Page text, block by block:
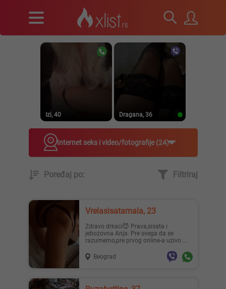
Izi, 40 Dragana, 36
Internet seks i video/fotografije 24
Poređaj po: Filtriraj
Vrelasisatamala, 23
Zdravo drkaci😈 Prava,sisata i
jebozovna Anja. Pre svega da se
razumemo,pre prvog online-a uzivo ...
Beograd